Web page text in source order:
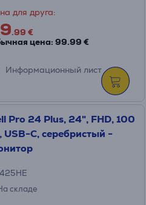
для друга:
.99 €
цена: 99.99 €
Информационный лист
Pro 24 Plus, 24", FHD, 100
USB-C, серебристый -
складе